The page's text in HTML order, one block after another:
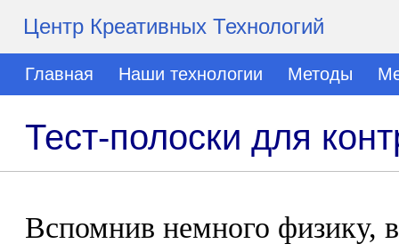
Центр Креативных Технологий
Главная Наши технологии Методы
Тест-полоски для
Вспомнив немного физику,